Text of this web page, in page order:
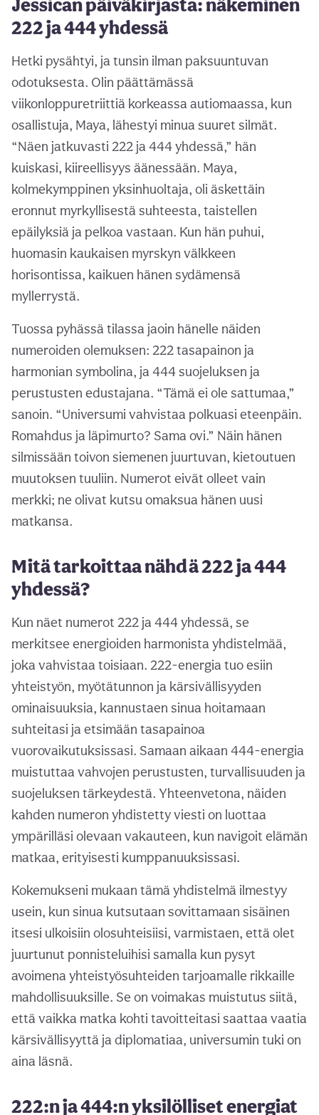
222 ja 444 yhdessä
Hetki pysähtyi, ja tunsin ilman paksuuntuvan
odotuksesta. Olin päättämässä
viikonloppuretriittiä korkeassa autiomaassa, kun
osallistuja, Maya, lähestyi minua suuret silmät.
“Näen jatkuvasti 222 ja 444 yhdessä,” hän
kuiskasi, kiireellisyys äänessään. Maya,
kolmekymppinen yksinhuoltaja, oli äskettäin
eronnut myrkyllisestä suhteesta, taistellen
epäilyksiä ja pelkoa vastaan. Kun hän puhui,
huomasin kaukaisen myrskyn välkkeen
horisontissa, kaikuen hänen sydämensä
myllerrystä.
Tuossa pyhässä tilassa jaoin hänelle näiden
numeroiden olemuksen: 222 tasapainon ja
harmonian symbolina, ja 444 suojeluksen ja
perustusten edustajana. “Tämä ei ole sattumaa,”
sanoin. “Universumi vahvistaa polkuasi eteenpäin.
Romahdus ja läpimurto? Sama ovi.” Näin hänen
silmissään toivon siemenen juurtuvan, kietoutuen
muutoksen tuuliin. Numerot eivät olleet vain
merkki; ne olivat kutsu omaksua hänen uusi
matkansa.
Mitä tarkoittaa nähdä 222 ja 444
yhdessä?
Kun näet numerot 222 ja 444 yhdessä, se
merkitsee energioiden harmonista yhdistelmää,
joka vahvistaa toisiaan. 222-energia tuo esiin
yhteistyön, myötätunnon ja kärsivällisyyden
ominaisuuksia, kannustaen sinua hoitamaan
suhteitasi ja etsimään tasapainoa
vuorovaikutuksissasi. Samaan aikaan 444-energia
muistuttaa vahvojen perustusten, turvallisuuden ja
suojeluksen tärkeydestä. Yhteenvetona, näiden
kahden numeron yhdistetty viesti on luottaa
ympärilläsi olevaan vakauteen, kun navigoit elämän
matkaa, erityisesti kumppanuuksissasi.
Kokemukseni mukaan tämä yhdistelmä ilmestyy
usein, kun sinua kutsutaan sovittamaan sisäinen
itsesi ulkoisiin olosuhteisiisi, varmistaen, että olet
juurtunut ponnisteluihisi samalla kun pysyt
avoimena yhteistyösuhteiden tarjoamalle rikkaille
mahdollisuuksille. Se on voimakas muistutus siitä,
että vaikka matka kohti tavoitteitasi saattaa vaatia
kärsivällisyyttä ja diplomatiaa, universumin tuki on
aina läsnä.
222:n ja 444:n yksilölliset energiat